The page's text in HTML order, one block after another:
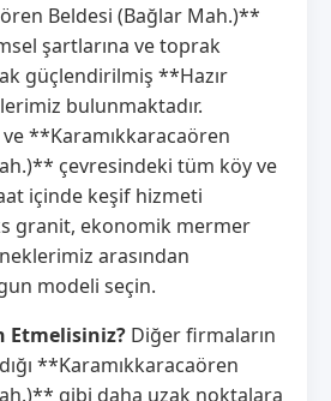
Beldesi (Bağlar Mah.)**
şartlarına ve toprak
güçlendirilmiş **Hazır
bulunmaktadır.
**Karamıkkaracaören
çevresindeki tüm köy ve
içinde keşif hizmeti
granit, ekonomik mermer
arasından
modeli seçin.
Etmelisiniz? Diğer firmaların
**Karamıkkaracaören
gibi daha uzak noktalara